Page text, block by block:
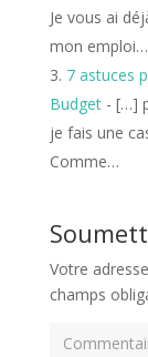
Je vous ai
mon emploi…
7 astuces
Budget- […]
je fais une
Comme…
Votre
champs